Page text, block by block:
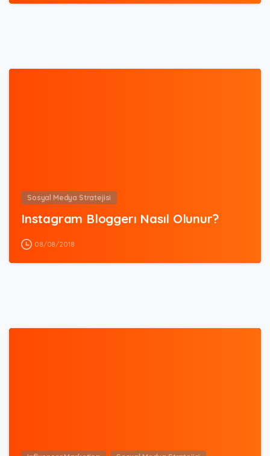
Sosyal Medya Stratejisi
Instagram Bloggerı Nasıl Olunur?
08/08/2018